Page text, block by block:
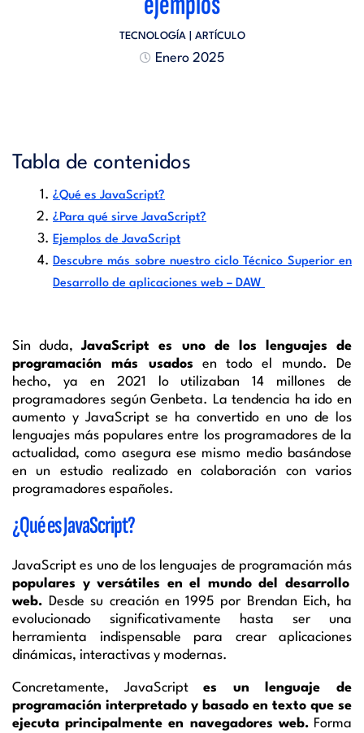
TECNOLOGÍA| ARTÍCULO
Enero 2025
Tabla de contenidos
¿Qué es JavaScript?
¿Para qué sirve JavaScript?
Ejemplos de JavaScript
Descubre más sobre nuestro ciclo Técnico Superior en
Desarrollo de aplicaciones web – DAW
Sin duda,JavaScript es uno de los lenguajes de
programación más usados en todo el mundo. De
hecho, ya en 2021 lo utilizaban 14 millones de
programadores según Genbeta. La tendencia ha ido en
aumento y JavaScript se ha convertido en uno de los
lenguajes más populares entre los programadores de la
actualidad, como asegura ese mismo medio basándose
en un estudio realizado en colaboración con varios
programadores españoles.
¿Qué es JavaScript?
JavaScript es uno de los lenguajes de programación más
populares y versátiles en el mundo del desarrollo
web. Desde su creación en 1995 por Brendan Eich, ha
evolucionado significativamente hasta ser una
herramienta indispensable para crear aplicaciones
dinámicas, interactivas y modernas.
Concretamente, JavaScriptes un lenguaje de
programación interpretado y basado en texto que se
ejecuta principalmente en navegadores web.Forma